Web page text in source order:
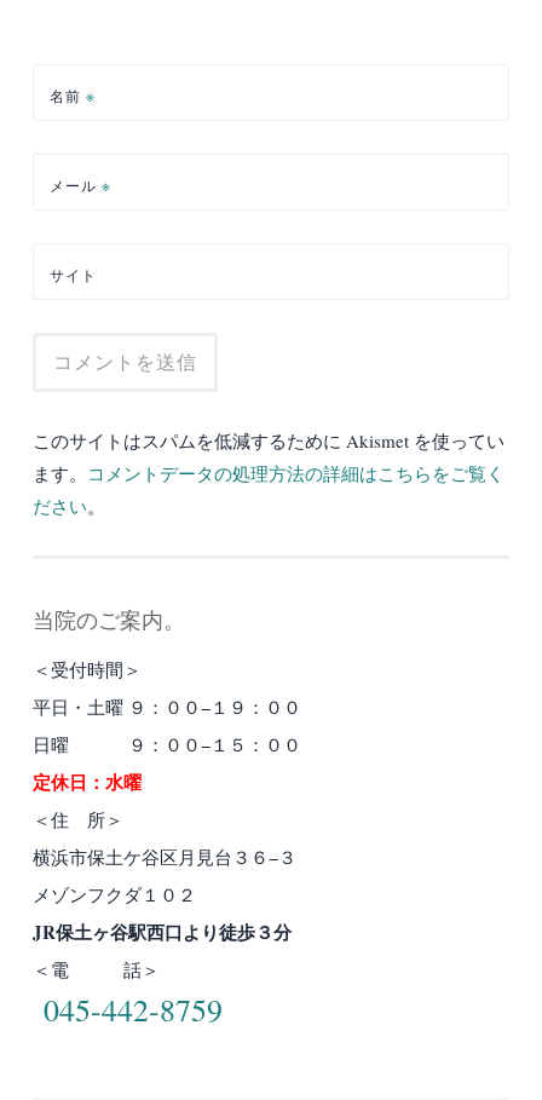
名前 ※
メール ※
サイト
このサイトはスパムを低減するために Akismet を使ってい
ます。 コメントデータの処理方法の詳細はこちらをご覧く
ださい。
当院のご案内。
＜受付時間＞
平日・土曜 ９：００−１９：００
日曜 ９：００−１５：００
定休日：水曜
＜住 所＞
横浜市保土ケ谷区月見台３６−３
メゾンフクダ１０２
JR保土ヶ谷駅西口より徒歩３分
＜電 話＞
045-442-8759